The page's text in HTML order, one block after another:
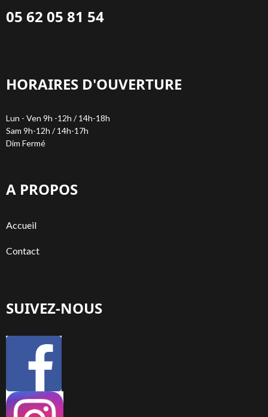
05 62 05 81 54
HORAIRES D'OUVERTURE
Lun - Ven 9h -12h / 14h-18h
Sam 9h-12h / 14h-17h
Dim Fermé
A PROPOS
Accueil
Contact
SUIVEZ-NOUS